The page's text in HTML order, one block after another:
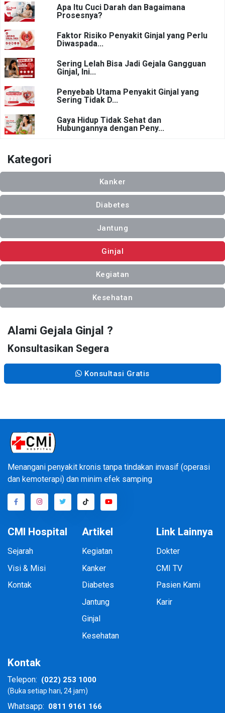
Apa Itu Cuci Darah dan Bagaimana
Prosesnya?
Faktor Risiko Penyakit Ginjal yang Perlu
Diwaspada...
Sering Lelah Bisa Jadi Gejala Gangguan
Ginjal, Ini...
Penyebab Utama Penyakit Ginjal yang
Sering Tidak D...
Gaya Hidup Tidak Sehat dan
Hubungannya dengan Peny...
Kategori
Kanker
Diabetes
Jantung
Ginjal
Kegiatan
Kesehatan
Alami Gejala Ginjal ?
Konsultasikan Segera
Konsultasi Gratis
Menangani penyakit kronis tanpa tindakan invasif (operasi
dan kemoterapi) dan minim efek samping
CMI Hospital
Sejarah
Visi & Misi
Kontak
Artikel
Kegiatan
Kanker
Diabetes
Jantung
Ginjal
Kesehatan
Link Lainnya
Dokter
CMI TV
Pasien Kami
Karir
Kontak
Telepon: (022) 253 1000
(Buka setiap hari, 24 jam)
Whatsapp: 0811 9161 166